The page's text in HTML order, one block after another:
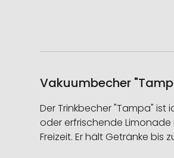
Vakuumbecher
Der Trinkbecher "Tampa" ist
oder erfrischende
Freizeit. Er hält Getränke